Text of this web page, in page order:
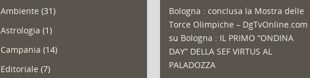
Ambiente (31)
Astrologia (1)
Campania (14)
Editoriale (7)
Bologna : conclusa la Mostra delle
Torce Olimpiche – DgTvOnline.com
su Bologna : IL PRIMO “ONDINA
DAY” DELLA SEF VIRTUS AL
PALADOZZA